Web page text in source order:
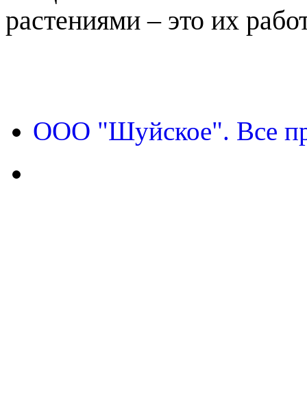
растениями – это их
ООО "Шуйское". Все